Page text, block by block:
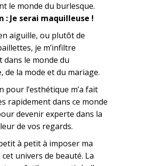
le monde du burlesque.
: Je serai maquilleuse !
aiguille, ou plutôt de
je m’infiltre
dans le monde du
de la mode et du mariage.
pour l’esthétique m’a fait
rapidement dans ce monde
devenir experte dans la
de vos regards.
à petit à imposer ma
univers de beauté. La